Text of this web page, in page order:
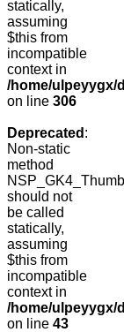
statically,
assuming
$this from
incompatible
context in
/home/ulpeyygx/
on line 306
Deprecated :
Non-static
method
should not
be called
statically,
assuming
$this from
incompatible
context in
/home/ulpeyygx/
on line 43